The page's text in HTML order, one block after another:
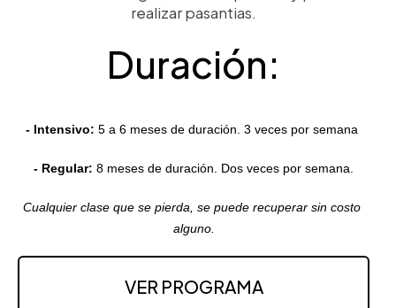
realizar pasantias.
Duración:
- Intensivo: 5 a 6 meses de duración. 3 veces por semana
- Regular: 8 meses de duración. Dos veces por semana.
Cualquier clase que se pierda, se puede recuperar sin costo
alguno.
VER PROGRAMA